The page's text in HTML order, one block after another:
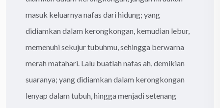
masuk keluarnya nafas dari hidung; yang
didiamkan dalam kerongkongan, kemudian lebur,
memenuhi sekujur tubuhmu, sehingga berwarna
merah matahari. Lalu buatlah nafas ah, demikian
suaranya; yang didiamkan dalam kerongkongan
lenyap dalam tubuh, hingga menjadi setenang